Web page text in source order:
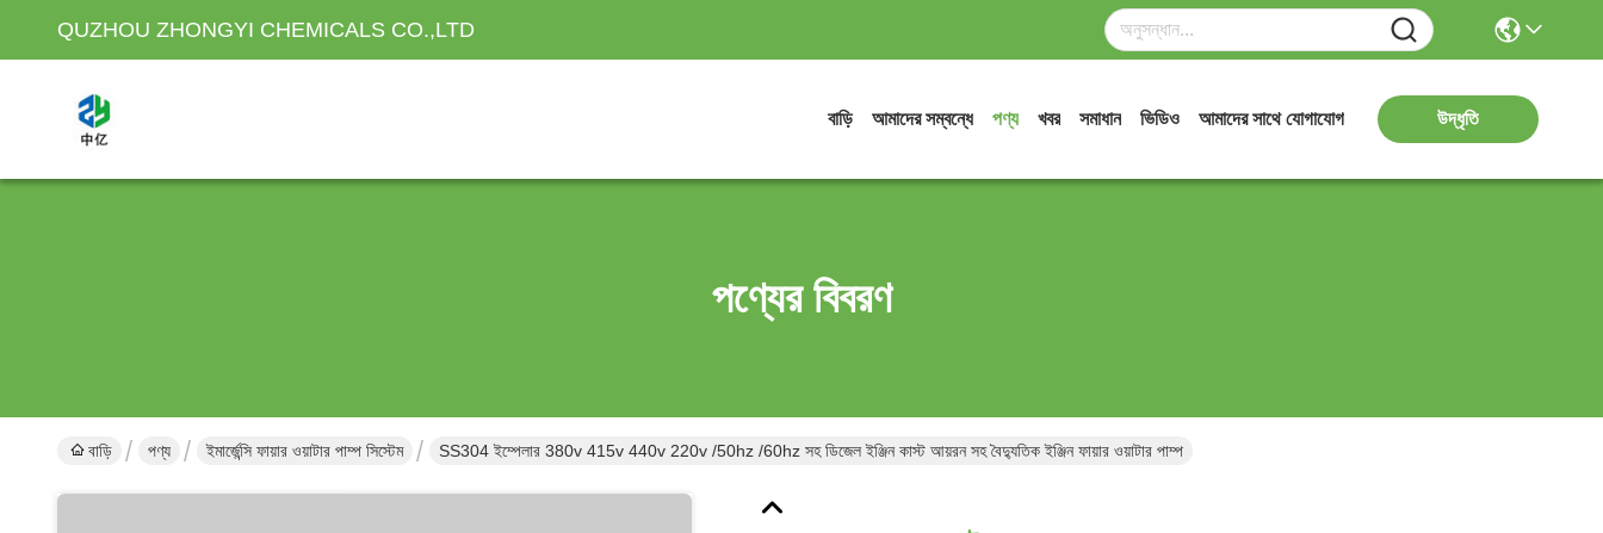
QUZHOU ZHONGYI CHEMICALS CO.,LTD
বাড়ি আমাদের সম্বন্ধে পণ্য খবর সমাধান ভিডিও আমাদের সাথে যোগাযোগ উদ্ধৃতি
পণ্যের বিবরণ
বাড়ি পণ্য ইমার্জেন্সি ফায়ার ওয়াটার পাম্প সিস্টেম SS304 ইম্পেলার 380v 415v 440v 220v /50hz /60hz সহ ডিজেল ইঞ্জিন কাস্ট আয়রন সহ বৈদ্যুতিক ইঞ্জিন ফায়ার ওয়াটার পাম্প